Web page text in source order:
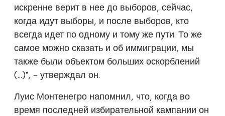
искренне верит в нее до выборов, сейчас,
когда идут выборы, и после выборов, кто
всегда идет по одному и тому же пути. То же
самое можно сказать и об иммиграции, мы
также были объектом больших оскорблений
(...)", - утверждал он.
Луис Монтенегро напомнил, что, когда во
время последней избирательной кампании он